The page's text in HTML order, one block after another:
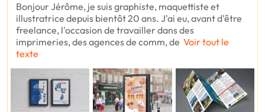
Bonjour Jérôme, je suis graphiste, maquettiste et
illustratrice depuis bientôt 20 ans. J'ai eu, avant d'être
freelance, l'occasion de travailler dans des
imprimeries, des agences de comm, de Voir tout le
texte